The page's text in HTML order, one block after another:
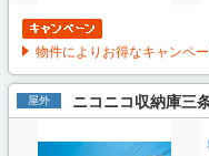
物件によりお得なキャンペ
屋外 ニコニコ収納庫三